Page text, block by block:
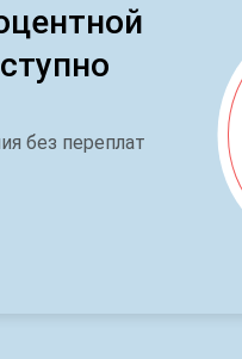
без переплат